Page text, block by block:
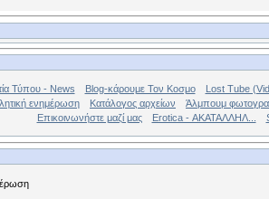
Τύπου - News Blog-κάρουμε Τον Κοσμο
Lost Tube
ενημέρωση Κατάλογος αρχείων
Άλμπουμ
Επικοινωνήστε μαζί μας
Erotica - ΑΚΑΤΑΛΛΗΛ...